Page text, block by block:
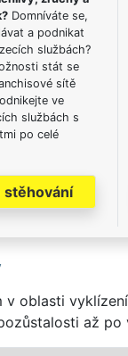
Domníváte se,
a podnikat
službách?
stát se
sítě
ve
službách s
po celé
stěhování
v oblasti
až